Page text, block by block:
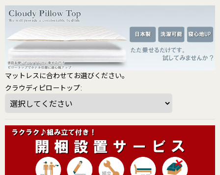
マットレスに合わせてお選びください。
クラウディピロートップ: